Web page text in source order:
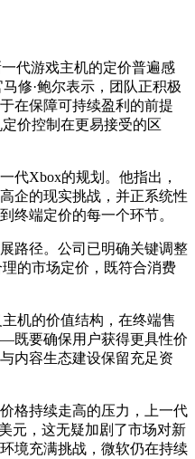
一代游戏主机的定价普遍感
修·鲍尔表示，团队正积极
在保障可持续盈利的前提
价控制在更易接受的区
代Xbox的规划。他指出，
企的现实挑战，并正系统性
终端定价的每一个环节。
路径。公司已明确关键调整
的市场定价，既符合消费
机的价值结构，在终端售
既要确保用户获得更具性价
内容生态建设保留充足资
格持续走高的压力，上一代
元，这无疑加剧了市场对新
境充满挑战，微软仍在持续